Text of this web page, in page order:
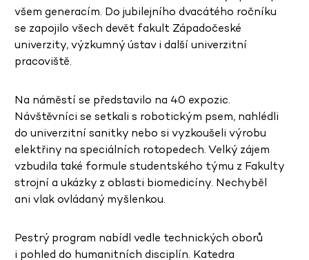
všem generacím. Do jubilejního dvacátého ročníku
se zapojilo všech devět fakult Západočeské
univerzity, výzkumný ústav i další univerzitní
pracoviště.
Na náměstí se představilo na 40 expozic.
Návštěvníci se setkali s robotickým psem, nahlédli
do univerzitní sanitky nebo si vyzkoušeli výrobu
elektřiny na speciálních rotopedech. Velký zájem
vzbudila také formule studentského týmu z Fakulty
strojní a ukázky z oblasti biomedicíny. Nechyběl
ani vlak ovládaný myšlenkou.
Pestrý program nabídl vedle technických oborů
i pohled do humanitních disciplín. Katedra